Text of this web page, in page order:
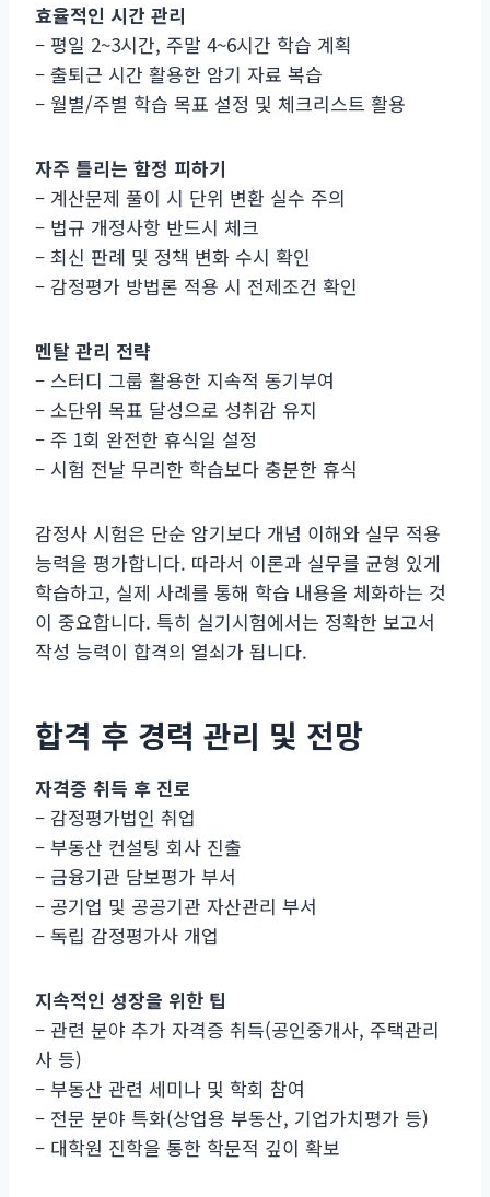
효율적인 시간 관리
– 평일 2~3시간, 주말 4~6시간 학습 계획
– 출퇴근 시간 활용한 암기 자료 복습
– 월별/주별 학습 목표 설정 및 체크리스트 활용
자주 틀리는 함정 피하기
– 계산문제 풀이 시 단위 변환 실수 주의
– 법규 개정사항 반드시 체크
– 최신 판례 및 정책 변화 수시 확인
– 감정평가 방법론 적용 시 전제조건 확인
멘탈 관리 전략
– 스터디 그룹 활용한 지속적 동기부여
– 소단위 목표 달성으로 성취감 유지
– 주 1회 완전한 휴식일 설정
– 시험 전날 무리한 학습보다 충분한 휴식
감정사 시험은 단순 암기보다 개념 이해와 실무 적용
능력을 평가합니다. 따라서 이론과 실무를 균형 있게
학습하고, 실제 사례를 통해 학습 내용을 체화하는 것
이 중요합니다. 특히 실기시험에서는 정확한 보고서
작성 능력이 합격의 열쇠가 됩니다.
합격 후 경력 관리 및 전망
자격증 취득 후 진로
– 감정평가법인 취업
– 부동산 컨설팅 회사 진출
– 금융기관 담보평가 부서
– 공기업 및 공공기관 자산관리 부서
– 독립 감정평가사 개업
지속적인 성장을 위한 팁
– 관련 분야 추가 자격증 취득(공인중개사, 주택관리
사 등)
– 부동산 관련 세미나 및 학회 참여
– 전문 분야 특화(상업용 부동산, 기업가치평가 등)
– 대학원 진학을 통한 학문적 깊이 확보